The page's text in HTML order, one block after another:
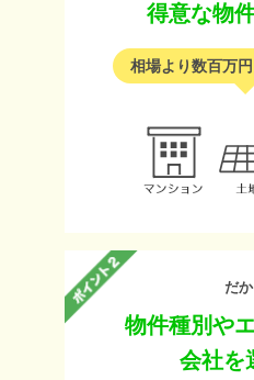
得意な物
相場より数百万
だ
物件種別や
会社を